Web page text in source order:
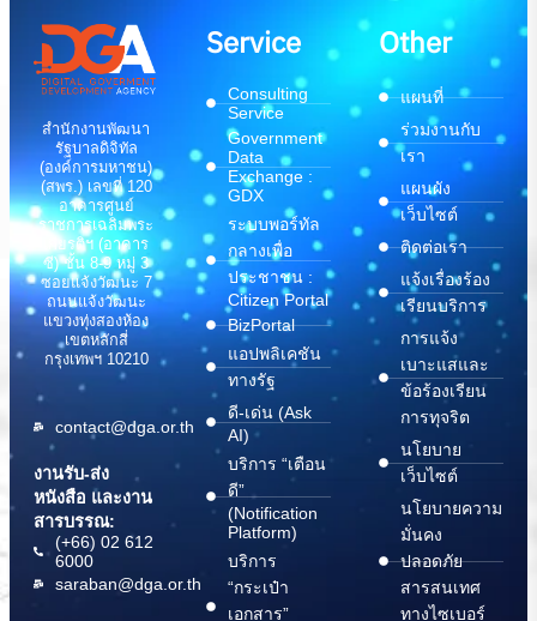
สำนักงานพัฒนา
รัฐบาลดิจิทัล
(องค์การมหาชน)
(สพร.) เลขที่ 120
อาคารศูนย์
ราชการเฉลิมพระ
เกียรติฯ (อาคาร
ซี) ชั้น 8-9 หมู่ 3
ซอยแจ้งวัฒนะ 7
ถนนแจ้งวัฒนะ
แขวงทุ่งสองห้อง
เขตหลักสี่
กรุงเทพฯ 10210
contact@dga.or.th
งานรับ-ส่ง
หนังสือ และงาน
สารบรรณ:
(+66) 02 612
6000
saraban@dga.or.th
Service
Consulting
Service
Government
Data
Exchange :
GDX
ระบบพอร์ทัล
กลางเพื่อ
ประชาชน :
Citizen Portal
BizPortal
แอปพลิเคชัน
ทางรัฐ
ดี-เด่น (Ask
AI)
บริการ “เตือน
ดี”
(Notification
Platform)
บริการ
“กระเป๋า
เอกสาร”
Other
แผนที่
ร่วมงานกับ
เรา
แผนผัง
เว็บไซต์
ติดต่อเรา
แจ้งเรื่องร้อง
เรียนบริการ
การแจ้ง
เบาะแสและ
ข้อร้องเรียน
การทุจริต
นโยบาย
เว็บไซต์
นโยบายความ
มั่นคง
ปลอดภัย
สารสนเทศ
ทางไซเบอร์